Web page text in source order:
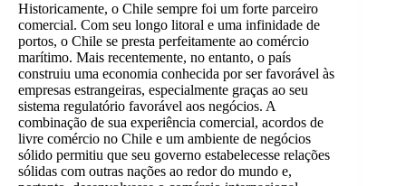
Historicamente, o Chile sempre foi um forte parceiro
comercial. Com seu longo litoral e uma infinidade de
portos, o Chile se presta perfeitamente ao comércio
marítimo. Mais recentemente, no entanto, o país
construiu uma economia conhecida por ser favorável às
empresas estrangeiras, especialmente graças ao seu
sistema regulatório favorável aos negócios. A
combinação de sua experiência comercial, acordos de
livre comércio no Chile e um ambiente de negócios
sólido permitiu que seu governo estabelecesse relações
sólidas com outras nações ao redor do mundo e,